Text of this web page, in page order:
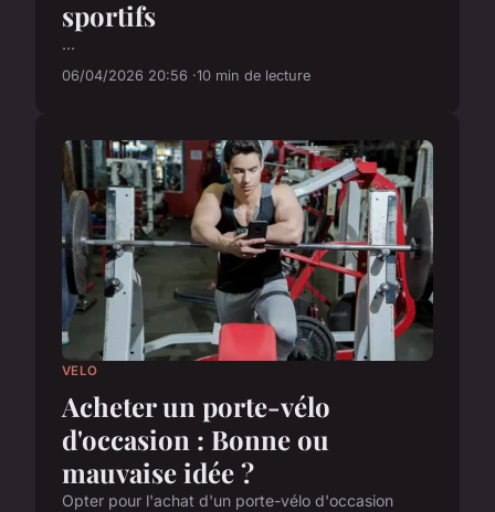
sportifs
...
06/04/2026 20:56 10 min de lecture
VELO
Acheter un porte-vélo
d'occasion : Bonne ou
mauvaise idée ?
Opter pour l'achat d'un porte-vélo d'occasion